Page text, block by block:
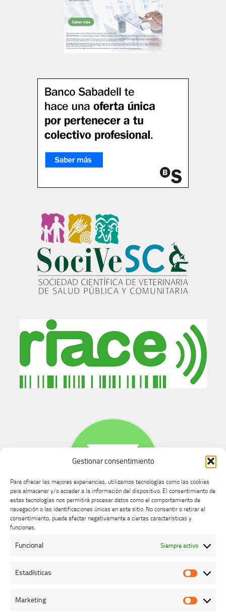
Gestionar consentimiento
Para ofrecer las mejores experiencias, utilizamos tecnologías como las cookies
para almacenar y/o acceder a la información del dispositivo. El consentimiento de
estas tecnologías nos permitirá procesar datos como el comportamiento de
navegación o las identificaciones únicas en este sitio. No consentir o retirar el
consentimiento, puede afectar negativamente a ciertas características y
funciones.
Funcional Siempre activo
Estadísticas
Marketing
Buzón de dudas, quejas y sugerencias